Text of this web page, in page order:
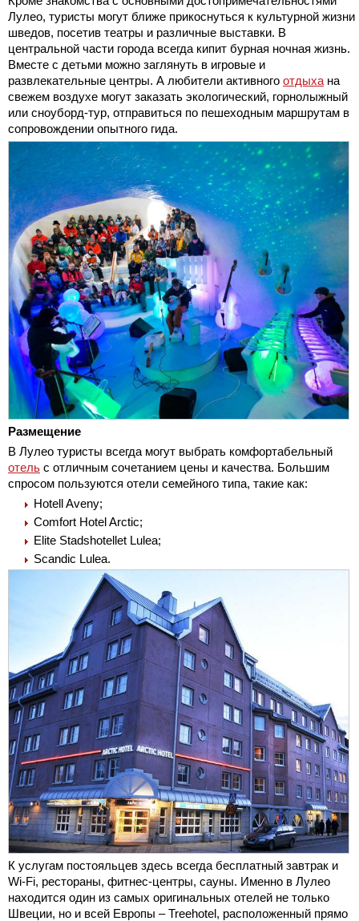
Лулео, туристы могут ближе прикоснуться к культурной жизни
шведов, посетив театры и различные выставки. В
центральной части города всегда кипит бурная ночная жизнь.
Вместе с детьми можно заглянуть в игровые и
развлекательные центры. А любители активного отдыха на
свежем воздухе могут заказать экологический, горнолыжный
или сноуборд-тур, отправиться по пешеходным маршрутам в
сопровождении опытного гида.
Размещение
В Лулео туристы всегда могут выбрать комфортабельный
отель с отличным сочетанием цены и качества. Большим
спросом пользуются отели семейного типа, такие как:
Hotell Aveny;
Comfort Hotel Arctic;
Elite Stadshotellet Lulea;
Scandic Lulea.
К услугам постояльцев здесь всегда бесплатный завтрак и
Wi-Fi, рестораны, фитнес-центры, сауны. Именно в Лулео
находится один из самых оригинальных отелей не только
Швеции, но и всей Европы – Treehotel, расположенный прямо